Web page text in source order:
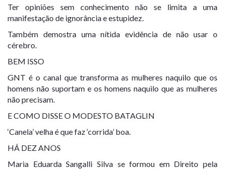
Ter opiniões sem conhecimento não se limita a uma
manifestação de ignorância e estupidez.
Também demostra uma nítida evidência de não usar o
cérebro.
BEM ISSO
GNT é o canal que transforma as mulheres naquilo que os
homens não suportam e os homens naquilo que as mulheres
não precisam.
E COMO DISSE O MODESTO BATAGLIN
‘Canela’ velha é que faz ‘corrida’ boa.
HÁ DEZ ANOS
Maria Eduarda Sangalli Silva se formou em Direito pela